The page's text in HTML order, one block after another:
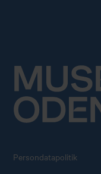
Persondatapolitik